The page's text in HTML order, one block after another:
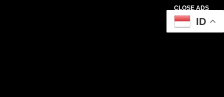
CLOSE ADS
ID